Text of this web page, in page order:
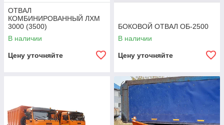
ОТВАЛ
КОМБИНИРОВАННЫЙ ЛХМ
3000 (3500)
В наличии
Цену уточняйте
БОКОВОЙ ОТВАЛ ОБ-2500
В наличии
Цену уточняйте